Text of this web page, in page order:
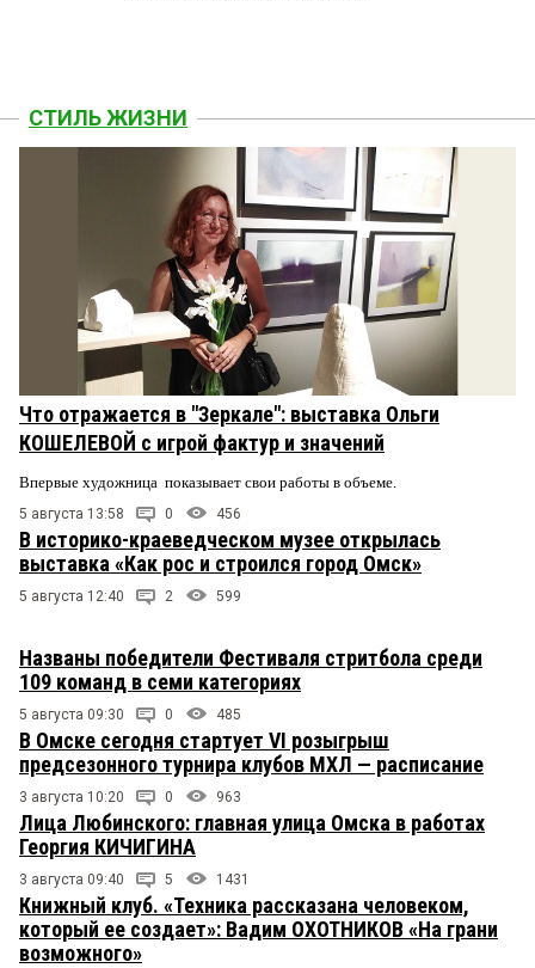
СТИЛЬ ЖИЗНИ
Что отражается в "Зеркале": выставка Ольги
КОШЕЛЕВОЙ с игрой фактур и значений
Впервые художница показывает свои работы в объеме.
5 августа 13:58 0 456
В историко-краеведческом музее открылась
выставка «Как рос и строился город Омск»
5 августа 12:40 2 599
Названы победители Фестиваля стритбола среди
109 команд в семи категориях
5 августа 09:30 0 485
В Омске сегодня стартует VI розыгрыш
предсезонного турнира клубов МХЛ — расписание
3 августа 10:20 0 963
Лица Любинского: главная улица Омска в работах
Георгия КИЧИГИНА
3 августа 09:40 5 1431
Книжный клуб. «Техника рассказана человеком,
который ее создает»: Вадим ОХОТНИКОВ «На грани
возможного»